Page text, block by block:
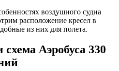
воздушного судна
расположение кресел в
из них для полета.
Аэробуса 330